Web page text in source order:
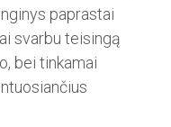
paprastai
svarbu teisingą
bei tinkamai